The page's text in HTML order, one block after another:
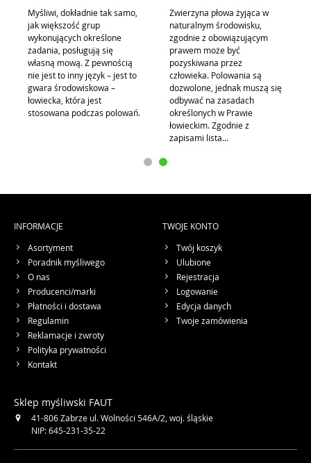
Myśliwi, dokładnie tak samo,
jak większość grup
wykonujących określone
zadania, posługują się
własną mową. Z pewnością
nie jest to inny język – jest to
gwara środowiskowa –
łowiecka, która jest
stosowana podczas polowań.
Zwierzyna płowa żyjąca w
naturalnym środowisku,
zgodnie z obowiązującym
prawem może być
pozyskiwana przez
człowieka. Polowania są
dozwolone, jednak muszą się
odbywać na zasadach
określonych w Prawie
łowieckim. Zgodnie z
zapisami lista...
INFORMACJE
Asortyment
Poradnik myśliwego
O nas
Producenci/marki
Płatności i dostawa
Regulamin
Reklamacje i zwroty
Polityka prywatności
Kontakt
TWOJE KONTO
Twój koszyk
Ulubione
Rejestracja
Logowanie
Edycja danych
Twoje zamówienia
Sklep myśliwski FAUT
41-806Zabrze ul. Wolności 546A/2 woj. śląskie
NIP: 645-231-35-22